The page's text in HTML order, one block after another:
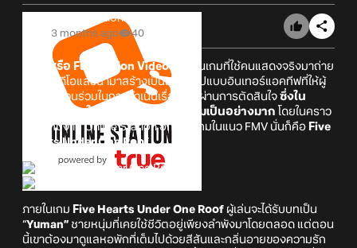
Online Station
3 months ago
40
FMV หรือ Full Motion Video
นั้น เป็นเกมที่ใช้คนแสดงจริงมาถ่าย
ทำเป็นวิดีโอแล้วนำมาสร้างเป็นเกมในรูปแบบอินเทอร์แอคทีฟที่ให้ผู้
เล่นได้มีส่วนร่วมในการดำเนินเรื่องราวผ่านการตัดสินใจ ซึ่งใน
ปัจจุบันนี้เกมในแนวนี้ได้รับความนิยมเป็นอย่างมาก โดยในคราว
นี้ทางทีมงาน Online Station อีกหนึ่งเกมในแนว FMV นั่นก็คือ Five
Hearts Under One Roof
ภายในเกม Five Hearts Under One Roof ผู้เล่นจะได้รับบทเป็น
“Yuman” ชายหนุ่มที่เคยใช้ชีวิตอยู่เพียงลำพังมาโดยตลอด แต่ตอน
นี้เขาต้องมาดูแลหอพักที่เต็มไปด้วยสีสันและกลิ่นอายของความรัก